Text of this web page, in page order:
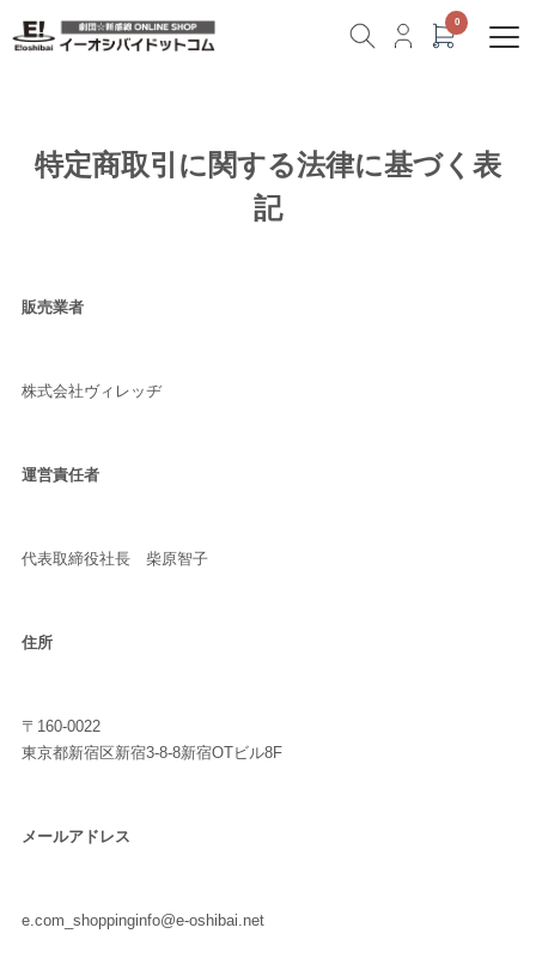
特定商取引に関する法律に基づく表
記
販売業者
株式会社ヴィレッヂ
運営責任者
代表取締役社長 柴原智子
住所
〒160-0022
東京都新宿区新宿3-8-8新宿OTビル8F
メールアドレス
e.com_shoppinginfo@e-oshibai.net